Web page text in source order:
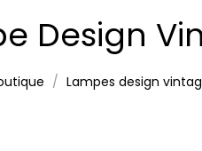
Design
Lampes design